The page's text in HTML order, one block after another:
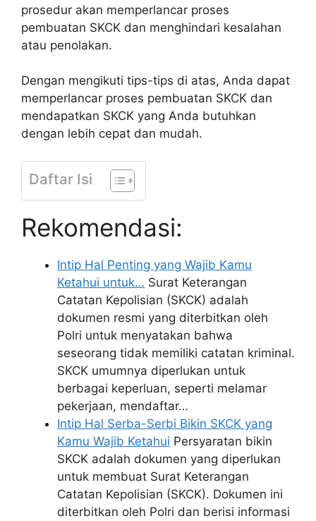
prosedur akan memperlancar proses
pembuatan SKCK dan menghindari kesalahan
atau penolakan.
Dengan mengikuti tips-tips di atas, Anda dapat
memperlancar proses pembuatan SKCK dan
mendapatkan SKCK yang Anda butuhkan
dengan lebih cepat dan mudah.
Daftar Isi
Rekomendasi:
Intip Hal Penting yang Wajib Kamu
Ketahui untuk… Surat Keterangan
Catatan Kepolisian (SKCK) adalah
dokumen resmi yang diterbitkan oleh
Polri untuk menyatakan bahwa
seseorang tidak memiliki catatan kriminal.
SKCK umumnya diperlukan untuk
berbagai keperluan, seperti melamar
pekerjaan, mendaftar…
Intip Hal Serba-Serbi Bikin SKCK yang
Kamu Wajib Ketahui Persyaratan bikin
SKCK adalah dokumen yang diperlukan
untuk membuat Surat Keterangan
Catatan Kepolisian (SKCK). Dokumen ini
diterbitkan oleh Polri dan berisi informasi